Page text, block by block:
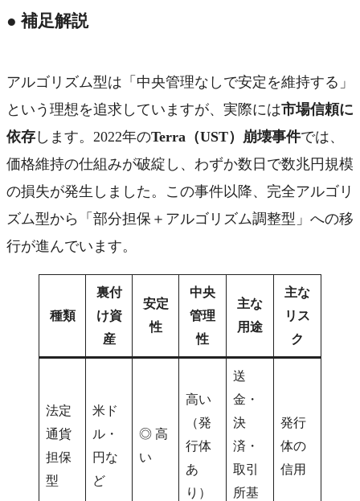
● 補足解説
アルゴリズム型は「中央管理なしで安定を維持する」
という理想を追求していますが、実際には市場信頼に
依存 します。2022年のTerra（UST）崩壊事件では、
価格維持の仕組みが破綻し、わずか数日で数兆円規模
の損失が発生しました。この事件以降、完全アルゴリ
ズム型から「部分担保＋アルゴリズム調整型」への移
行が進んでいます。
種類
裏付
け資
産
安定
性
中央
管理
性
主な
用途
主な
リス
ク
法定
通貨
担保
型
米ド
ル・
円な
ど
◎ 高
い
高い
（発
行体
あ
り）
送
金・
決
済・
取引
所基
発行
体の
信用